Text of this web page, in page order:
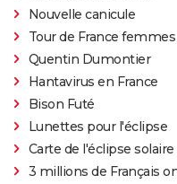
Nouvelle canicule
Tour de France femmes
Quentin Dumontier
Hantavirus en France
Bison Futé
Lunettes pour l'éclipse
Carte de l'éclipse solaire
3 millions de Français